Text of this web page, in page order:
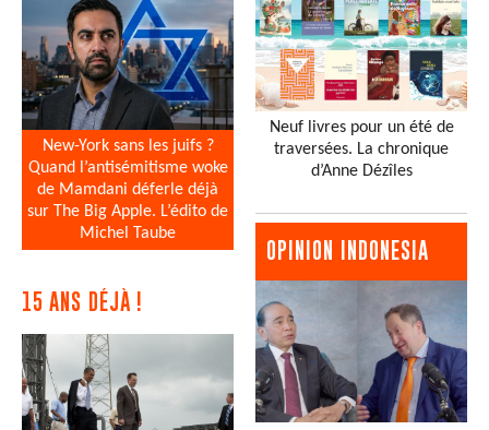
New-York sans les juifs ?
Quand l’antisémitisme woke
de Mamdani déferle déjà
sur The Big Apple. L’édito de
Michel Taube
15 ANS DÉJÀ !
Neuf livres pour un été de
traversées. La chronique
d’Anne Dézîles
OPINION INDONESIA